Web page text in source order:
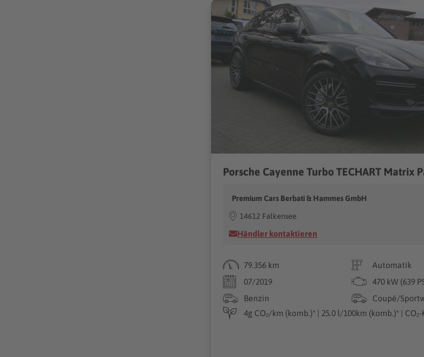
Premium Cars Berbati & Hammes GmbH
14612 Falkensee
Händler kontaktieren
79.356 km
Automatik
07/2019
470 kW (639
Benzin
Coupé/
4g CO₂/km (komb.)* | 25.0 l/100km (komb.)* | CO₂-